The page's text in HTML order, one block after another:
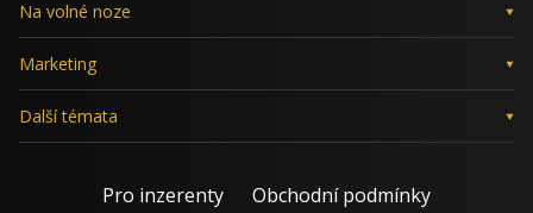
Na volné noze
Marketing
Další témata
Pro inzerenty Obchodní podmínky